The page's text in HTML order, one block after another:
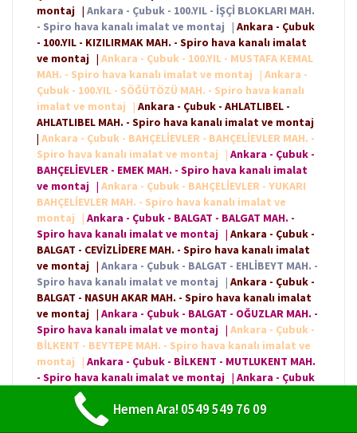
montaj | Ankara - Çubuk - 100.YIL - İŞÇİ BLOKLARI MAH.
- Spiro hava kanalı imalat ve montaj | Ankara - Çubuk
- 100.YIL - KIZILIRMAK MAH. - Spiro hava kanalı imalat
ve montaj | Ankara - Çubuk - 100.YIL - MUSTAFA KEMAL
MAH. - Spiro hava kanalı imalat ve montaj
| Ankara -
Çubuk - 100.YIL - SÖĞÜTÖZÜ MAH. - Spiro hava kanalı
imalat ve montaj
| Ankara - Çubuk - AHLATLIBEL -
AHLATLIBEL MAH. - Spiro hava kanalı imalat ve montaj
| Ankara - Çubuk - BAHÇELİEVLER - BAHÇELİEVLER MAH. -
Spiro hava kanalı imalat ve montaj
| Ankara - Çubuk -
BAHÇELİEVLER - EMEK MAH. - Spiro hava kanalı imalat
ve montaj | Ankara - Çubuk - BAHÇELİEVLER - YUKARI
BAHÇELİEVLER MAH. - Spiro hava kanalı imalat ve
montaj
| Ankara - Çubuk - BALGAT - BALGAT MAH. -
Spiro hava kanalı imalat ve montaj | Ankara - Çubuk -
BALGAT - CEVİZLİDERE MAH. - Spiro hava kanalı imalat
ve montaj | Ankara - Çubuk - BALGAT - EHLİBEYT MAH. -
Spiro hava kanalı imalat ve montaj | Ankara - Çubuk -
BALGAT - NASUH AKAR MAH. - Spiro hava kanalı imalat
ve montaj | Ankara - Çubuk - BALGAT - OĞUZLAR MAH. -
Spiro hava kanalı imalat ve montaj | Ankara - Çubuk -
BİLKENT - BEYTEPE MAH. - Spiro hava kanalı imalat ve
montaj
| Ankara - Çubuk - BİLKENT - MUTLUKENT MAH.
- Spiro hava kanalı imalat ve montaj | Ankara - Çubuk
- BİLKENT - ÜNİVERSİTELER MAH. - Spiro hava kanalı
imalat ve montaj|Ankara - Çubuk - BİRLİK - BİRLİK
MAH. - Spiro hava kanalı imalat ve montaj
Hemen Ara! 0549 549 76 09